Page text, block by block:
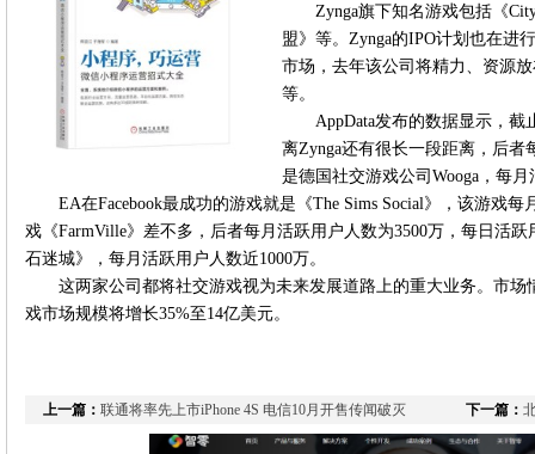
Zynga旗下知名游戏包括《
盟》等。Zynga的IPO计划也在进
市场，去年该公司将精力、资源
等。
AppData发布的数据显示，
离Zynga还有很长一段距离，后者
是德国社交游戏公司Wooga，每
EA在Facebook最成功的游戏就是《The Sims Social》，该游戏
戏《FarmVille》差不多，后者每月活跃用户人数为3500万，每日活
石迷城》，每月活跃用户人数近1000万。
这两家公司都将社交游戏视为未来发展道路上的重大业务。市场
戏市场规模将增长35%至14亿美元。
上一篇： 联通将率先上市iPhone 4S 电信10月开售传闻破灭 下一篇：